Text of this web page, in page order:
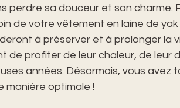
perdre sa douceur et son charme.
de votre vêtement en laine de
à préserver et à prolonger la
de profiter de leur chaleur, de leur
années. Désormais, vous avez
manière optimale !